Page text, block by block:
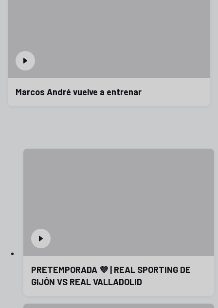
Marcos André vuelve a entrenar
PRETEMPORADA 💜 | REAL SPORTING DE
GIJÓN VS REAL VALLADOLID